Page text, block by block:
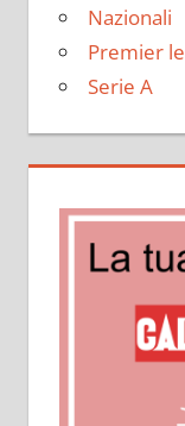
Nazionali
Premier
Serie A